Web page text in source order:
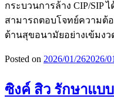
กระบวนการล้าง CIP/SIP
สามารถตอบโจทย์ความต้
ด้านสุขอนามัยอย่างเข้มงว
Posted on 2026/01/262026/
ซิงค์ สิว รักษาแบ